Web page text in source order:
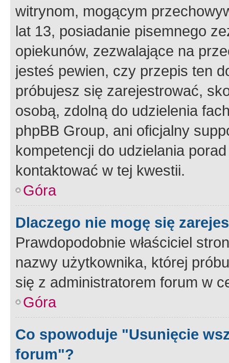
witrynom, mogącym
lat 13, posiadanie pisemnego
opiekunów, zezwalające na
jesteś pewien, czy przepis ten
próbujesz się zarejestrować,
osobą, zdolną do udzielenia
phpBB Group, ani oficjalny
kompetencji do udzielania
kontaktować w tej kwestii.
Góra
Dlaczego nie mogę się
Prawdopodobnie właściciel
nazwy użytkownika, której
się z administratorem forum w
Góra
Co spowoduje "Usunięcie
forum"?